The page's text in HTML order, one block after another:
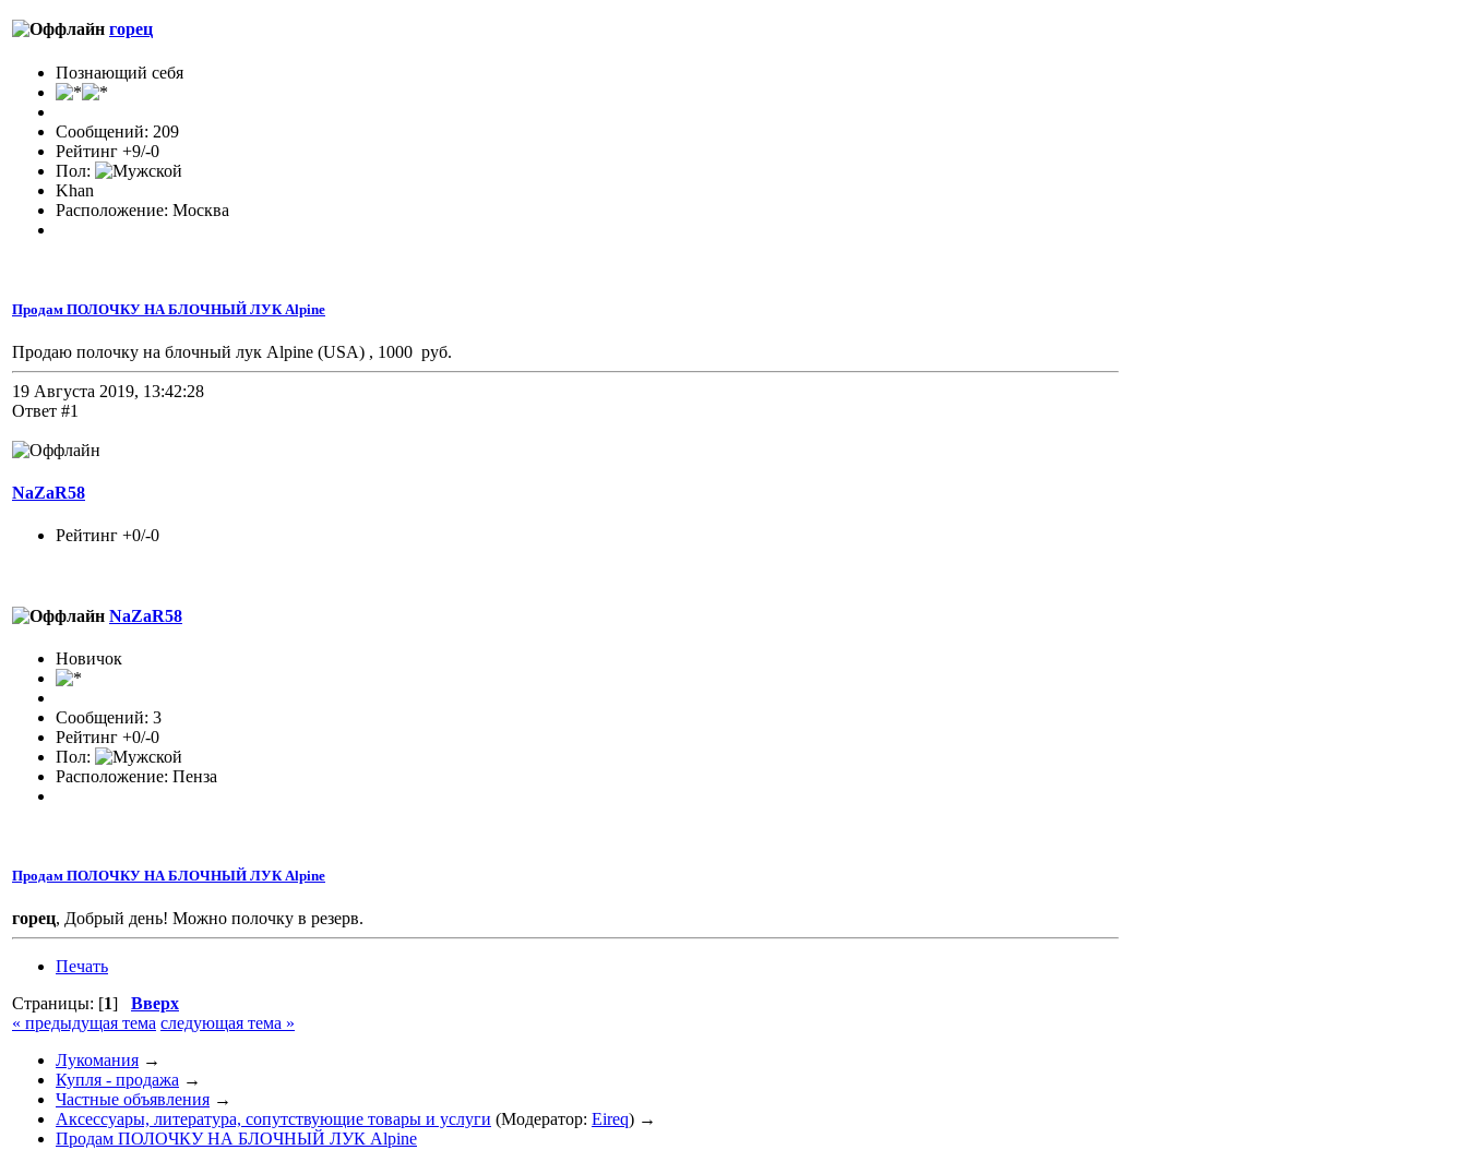
горец
Познающий себя
Сообщений: 209
Рейтинг +9/-0
Пол:
Khan
Расположение: Москва
Продам ПОЛОЧКУ НА БЛОЧНЫЙ ЛУК Alpine
Продаю полочку на блочный лук Alpine (USA) , 1000 руб.
19 Августа 2019, 13:42:28
Ответ #1
NaZaR58
Рейтинг +0/-0
NaZaR58
Новичок
Сообщений: 3
Рейтинг +0/-0
Пол:
Расположение: Пенза
Продам ПОЛОЧКУ НА БЛОЧНЫЙ ЛУК Alpine
горец, Добрый день! Можно полочку в резерв.
Печать
Страницы: [1] Вверх
« предыдущая тема следующая тема »
Лукомания →
Купля - продажа →
Частные объявления →
Аксессуары, литература, сопутствующие товары и услуги (Модератор: Eireq) →
Продам ПОЛОЧКУ НА БЛОЧНЫЙ ЛУК Alpine